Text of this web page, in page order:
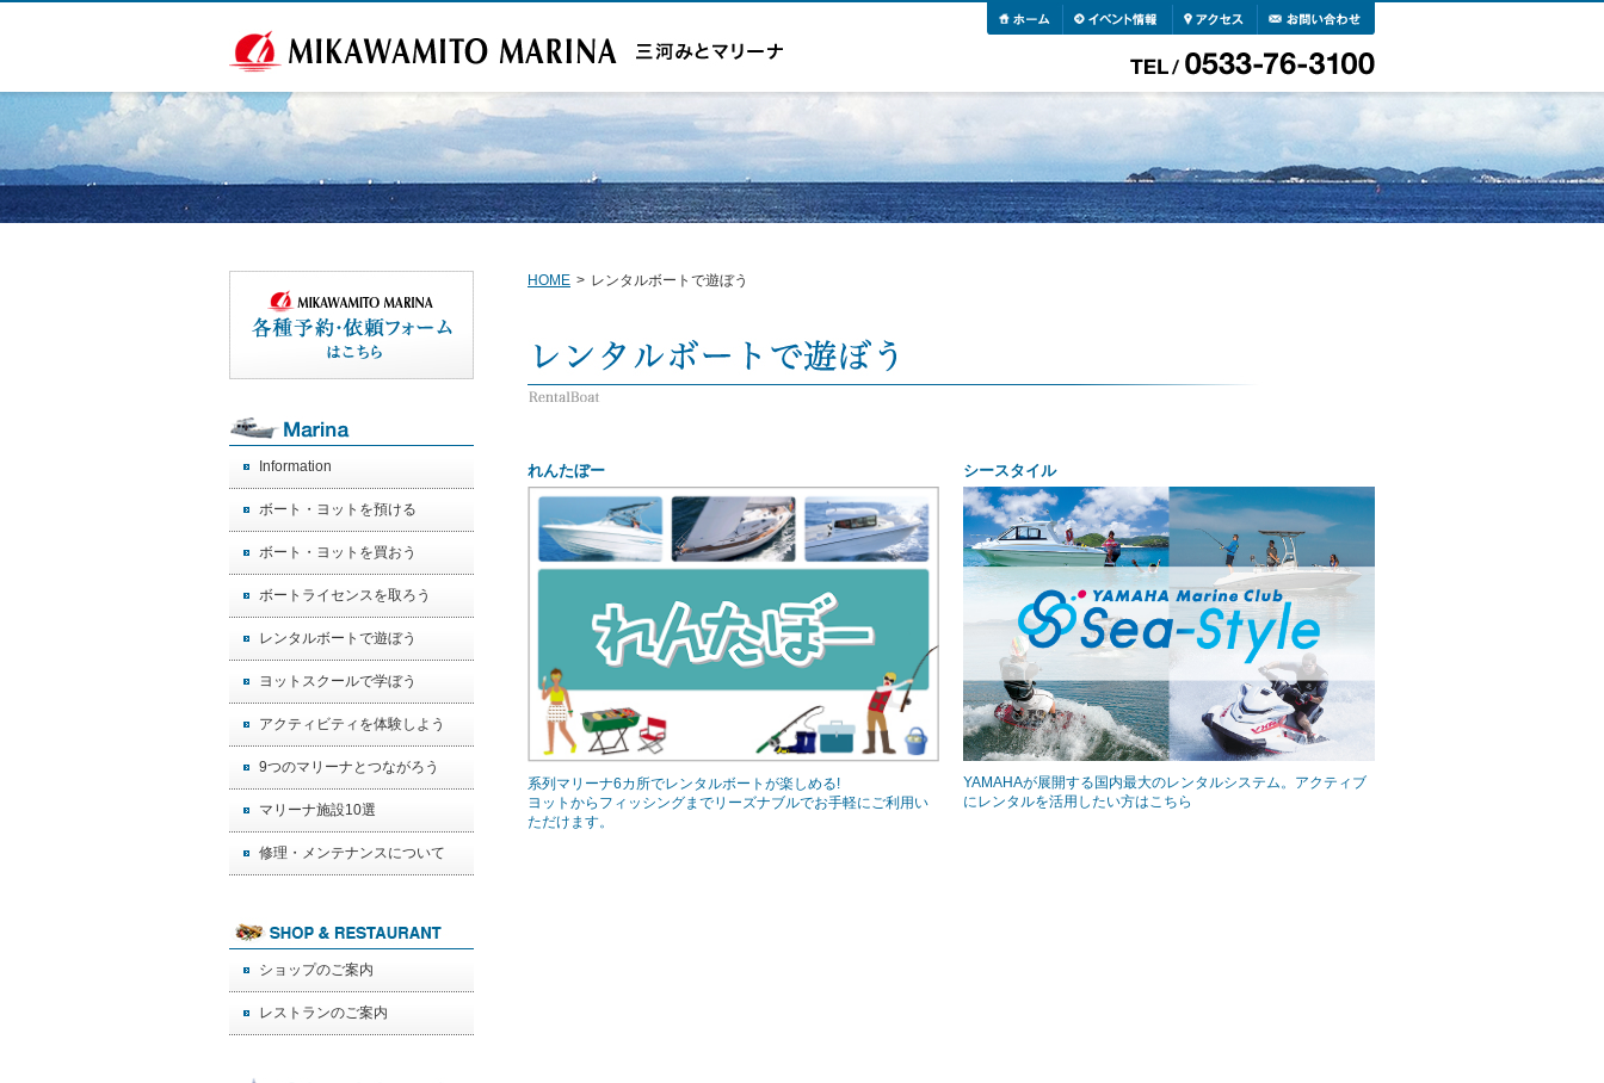
HOME > レンタルボートで遊ぼう
れんたぼー
系列マリーナ6カ所でレンタルボートが楽しめる!
ヨットからフィッシングまでリーズナブルでお手軽にご利用い
ただけます。
シースタイル
YAMAHAが展開する国内最大のレンタルシステム。アクティブ
にレンタルを活用したい方はこちら
Information
ボート・ヨットを預ける
ボート・ヨットを買おう
ボートライセンスを取ろう
レンタルボートで遊ぼう
ヨットスクールで学ぼう
アクティビティを体験しよう
9つのマリーナとつながろう
マリーナ施設10選
修理・メンテナンスについて
ショップのご案内
レストランのご案内